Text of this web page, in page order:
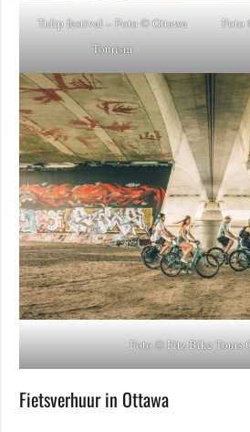
Tulip festival – Foto © Ottawa
Tourism
Foto
Foto © Fitz Bike Tours
Fietsverhuur in Ottawa